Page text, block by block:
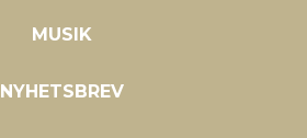
MUSIK
NYHETSBREV